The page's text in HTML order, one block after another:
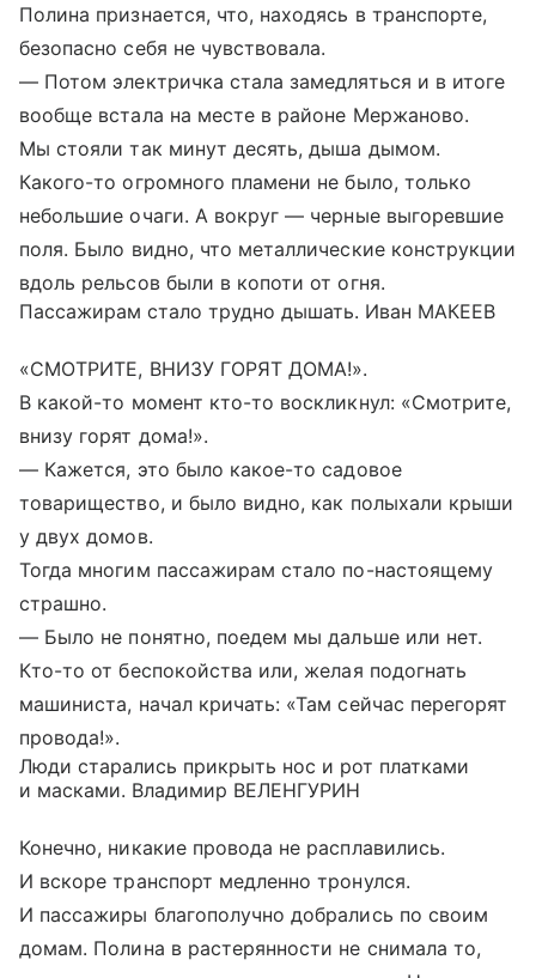
Полина признается, что, находясь в транспорте,
безопасно себя не чувствовала.
— Потом электричка стала замедляться и в итоге
вообще встала на месте в районе Мержаново.
Мы стояли так минут десять, дыша дымом.
Какого-то огромного пламени не было, только
небольшие очаги. А вокруг — черные выгоревшие
поля. Было видно, что металлические конструкции
вдоль рельсов были в копоти от огня.
Пассажирам стало трудно дышать. Иван МАКЕЕВ
«СМОТРИТЕ, ВНИЗУ ГОРЯТ ДОМА!».
В какой-то момент кто-то воскликнул: «Смотрите,
внизу горят дома!».
— Кажется, это было какое-то садовое
товарищество, и было видно, как полыхали крыши
у двух домов.
Тогда многим пассажирам стало по-настоящему
страшно.
— Было не понятно, поедем мы дальше или нет.
Кто-то от беспокойства или, желая подогнать
машиниста, начал кричать: «Там сейчас перегорят
провода!».
Люди старались прикрыть нос и рот платками
и масками. Владимир ВЕЛЕНГУРИН
Конечно, никакие провода не расплавились.
И вскоре транспорт медленно тронулся.
И пассажиры благополучно добрались по своим
домам. Полина в растерянности не снимала то,